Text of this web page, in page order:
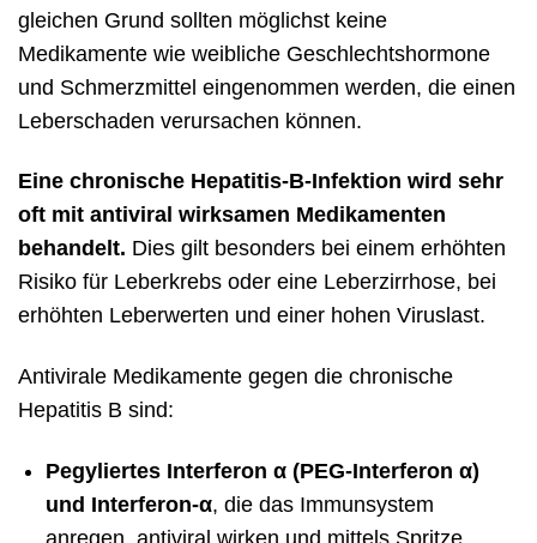
gleichen Grund sollten möglichst keine
Medikamente wie weibliche Geschlechtshormone
und Schmerzmittel eingenommen werden, die einen
Leberschaden verursachen können.
Eine chronische Hepatitis-B-Infektion wird sehr
oft mit antiviral wirksamen Medikamenten
behandelt. Dies gilt besonders bei einem erhöhten
Risiko für Leberkrebs oder eine Leberzirrhose, bei
erhöhten Leberwerten und einer hohen Viruslast.
Antivirale Medikamente gegen die chronische
Hepatitis B sind:
Pegyliertes Interferon α (PEG-Interferon α)
und Interferon-α, die das Immunsystem